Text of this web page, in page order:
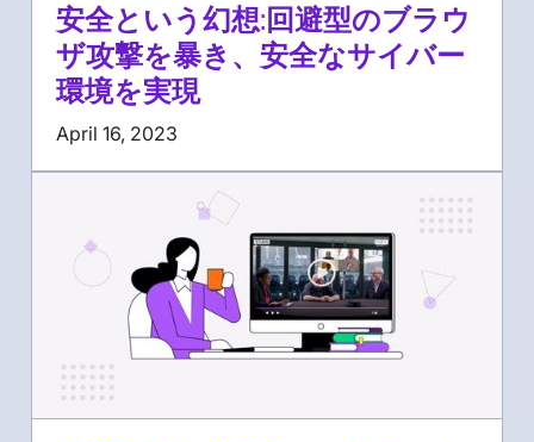
安全という幻想:回避型のブラウ
ザ攻撃を暴き、安全なサイバー
環境を実現
April 16, 2023